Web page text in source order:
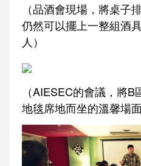
（品酒會現場，將桌子
仍然可以擺上一整組酒
人）
（AIESEC的會議，將
地毯席地而坐的溫馨場